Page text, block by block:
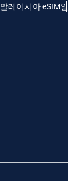
말레이시아 eSIM
简体中文